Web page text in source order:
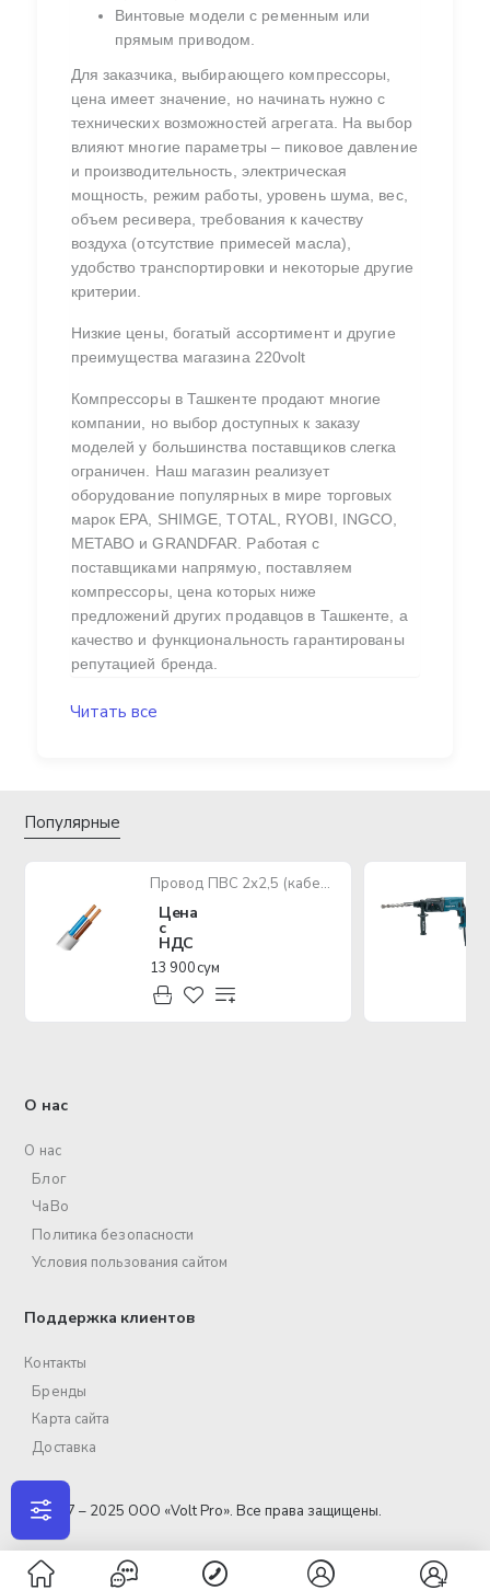
Винтовые модели с ременным или
прямым приводом.
Для заказчика, выбирающего компрессоры,
цена имеет значение, но начинать нужно с
технических возможностей агрегата. На выбор
влияют многие параметры ‒ пиковое давление
и производительность, электрическая
мощность, режим работы, уровень шума, вес,
объем ресивера, требования к качеству
воздуха (отсутствие примесей масла),
удобство транспортировки и некоторые другие
критерии.
Низкие цены, богатый ассортимент и другие
преимущества магазина 220volt
Компрессоры в Ташкенте продают многие
компании, но выбор доступных к заказу
моделей у большинства поставщиков слегка
ограничен. Наш магазин реализует
оборудование популярных в мире торговых
марок EPA, SHIMGE, TOTAL, RYOBI, INGCO,
METABO и GRANDFAR. Работая с
поставщиками напрямую, поставляем
компрессоры, цена которых ниже
предложений других продавцов в Ташкенте, а
качество и функциональность гарантированы
репутацией бренда.
Читать все
Популярные
Провод ПВС 2х2,5 (кабель медный многожильный)
Цена
с
НДС
13 900 сум
О нас
О нас
Блог
ЧаВо
Политика безопасности
Условия пользования сайтом
Поддержка клиентов
Контакты
Бренды
Карта сайта
Доставка
© 2017 – 2025 ООО «Volt Pro». Все права защищены.